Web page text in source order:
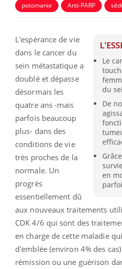
potomanie
Anti-PARP
Le
du
De
en
L'espérance de vie
dans le cancer du
sein métastatique a
doublé et dépasse
désormais les
quatre ans -mais
parfois beaucoup
plus- dans des
conditions de vie
très proches de la
normale. Un
progrès
essentiellement dû
aux nouveaux traitements
CDK 4/6 qui sont des
en charge de cette maladie
d'emblée (environ 4% des
rémission ou une guérison